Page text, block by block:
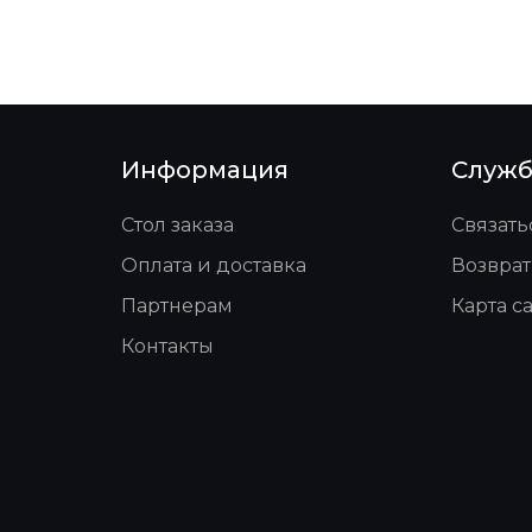
Информация
Стол заказа
Оплата и доставка
Партнерам
Контакты
Карта